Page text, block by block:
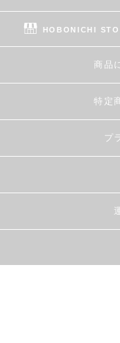
HOBONICHI
商品
特定
プ